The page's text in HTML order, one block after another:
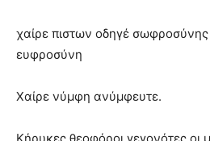
χαίρε πιστων οδηγέ
ευφροσύνη
Χαίρε νύμφη ανύμφευτε.